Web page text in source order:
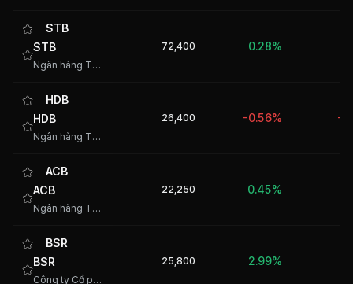
STB
STB
Ngân hàng TMCP Sài Gòn Tài Lộc
72,400 0.28%
HDB
HDB
Ngân hàng TMCP Phát triển Thành phố Hồ Chí Minh
26,400 -0.56% -
ACB
ACB
Ngân hàng TMCP Á Châu
22,250 0.45%
BSR
BSR
Công ty Cổ phần Lọc hóa dầu Bình Sơn
25,800 2.99%